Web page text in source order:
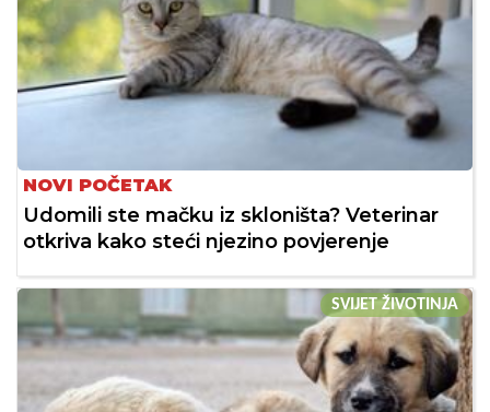
NOVI POČETAK
Udomili ste mačku iz skloništa? Veterinar
otkriva kako steći njezino povjerenje
SVIJET ŽIVOTINJA